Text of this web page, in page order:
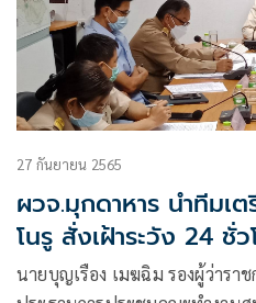
27 กันยายน 2565
ผวจ.มุกดาหาร นำทีมเ
โนรู สั่งเฝ้าระวัง 24 ชั่
นายบุญเรือง เมฆฉิม รองผู้ว่ารา